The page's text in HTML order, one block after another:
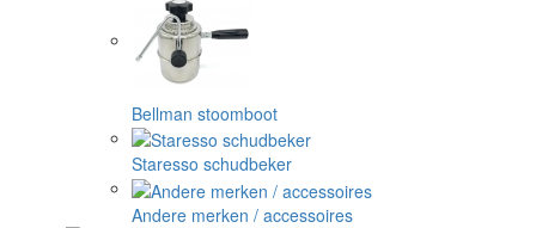
Bellman stoomboot
Staresso schudbeker
Andere merken / accessoires